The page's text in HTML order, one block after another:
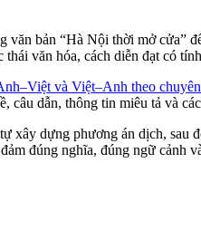
văn bản “Hà Nội thời mở cửa”
văn hóa, cách diễn đạt có
và Việt–Anh theo
câu dẫn, thông tin miêu tả và
xây dựng phương án dịch, sau
đúng nghĩa, đúng ngữ cảnh